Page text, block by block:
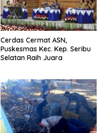
Cerdas Cermat ASN,
Puskesmas Kec. Kep. Seribu
Selatan Raih Juara